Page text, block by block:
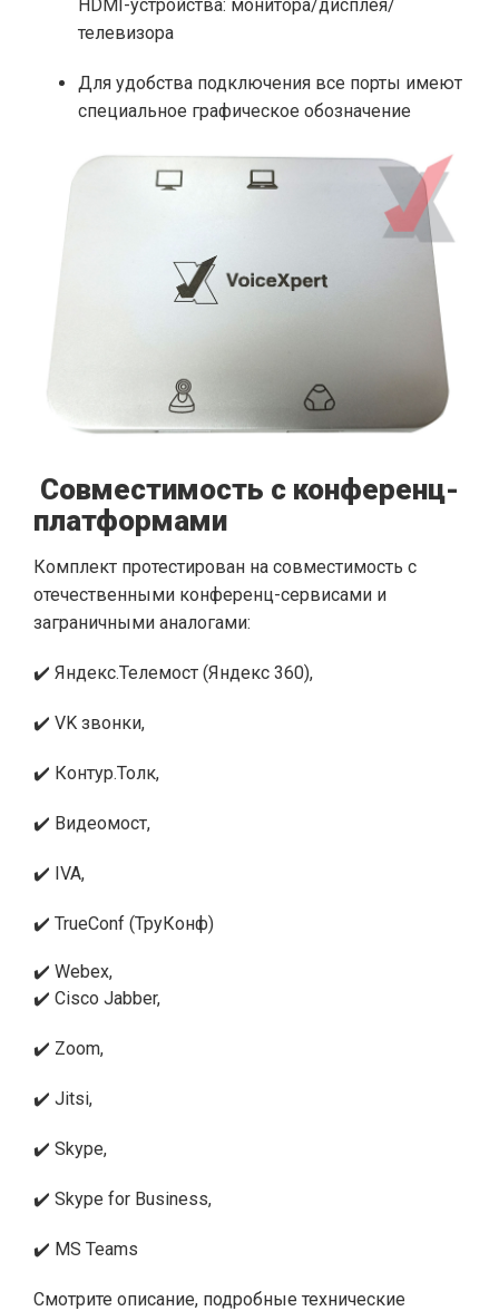
HDMI-устройства: монитора/дисплея/
телевизора
Для удобства подключения все порты имеют
специальное графическое обозначение
Совместимость с конференц-
платформами
Комплект протестирован на совместимость с
отечественными конференц-сервисами и
заграничными аналогами:
✔️ Яндекс.Телемост (Яндекс 360),
✔️ VK звонки,
✔️ Контур.Толк,
✔️ Видеомост,
✔️ IVA,
✔️ TrueConf (ТруКонф)
✔️ Webex,
✔️ Cisco Jabber,
✔️ Zoom,
✔️ Jitsi,
✔️ Skype,
✔️ Skype for Business,
✔️ MS Teams
Смотрите описание, подробные технические